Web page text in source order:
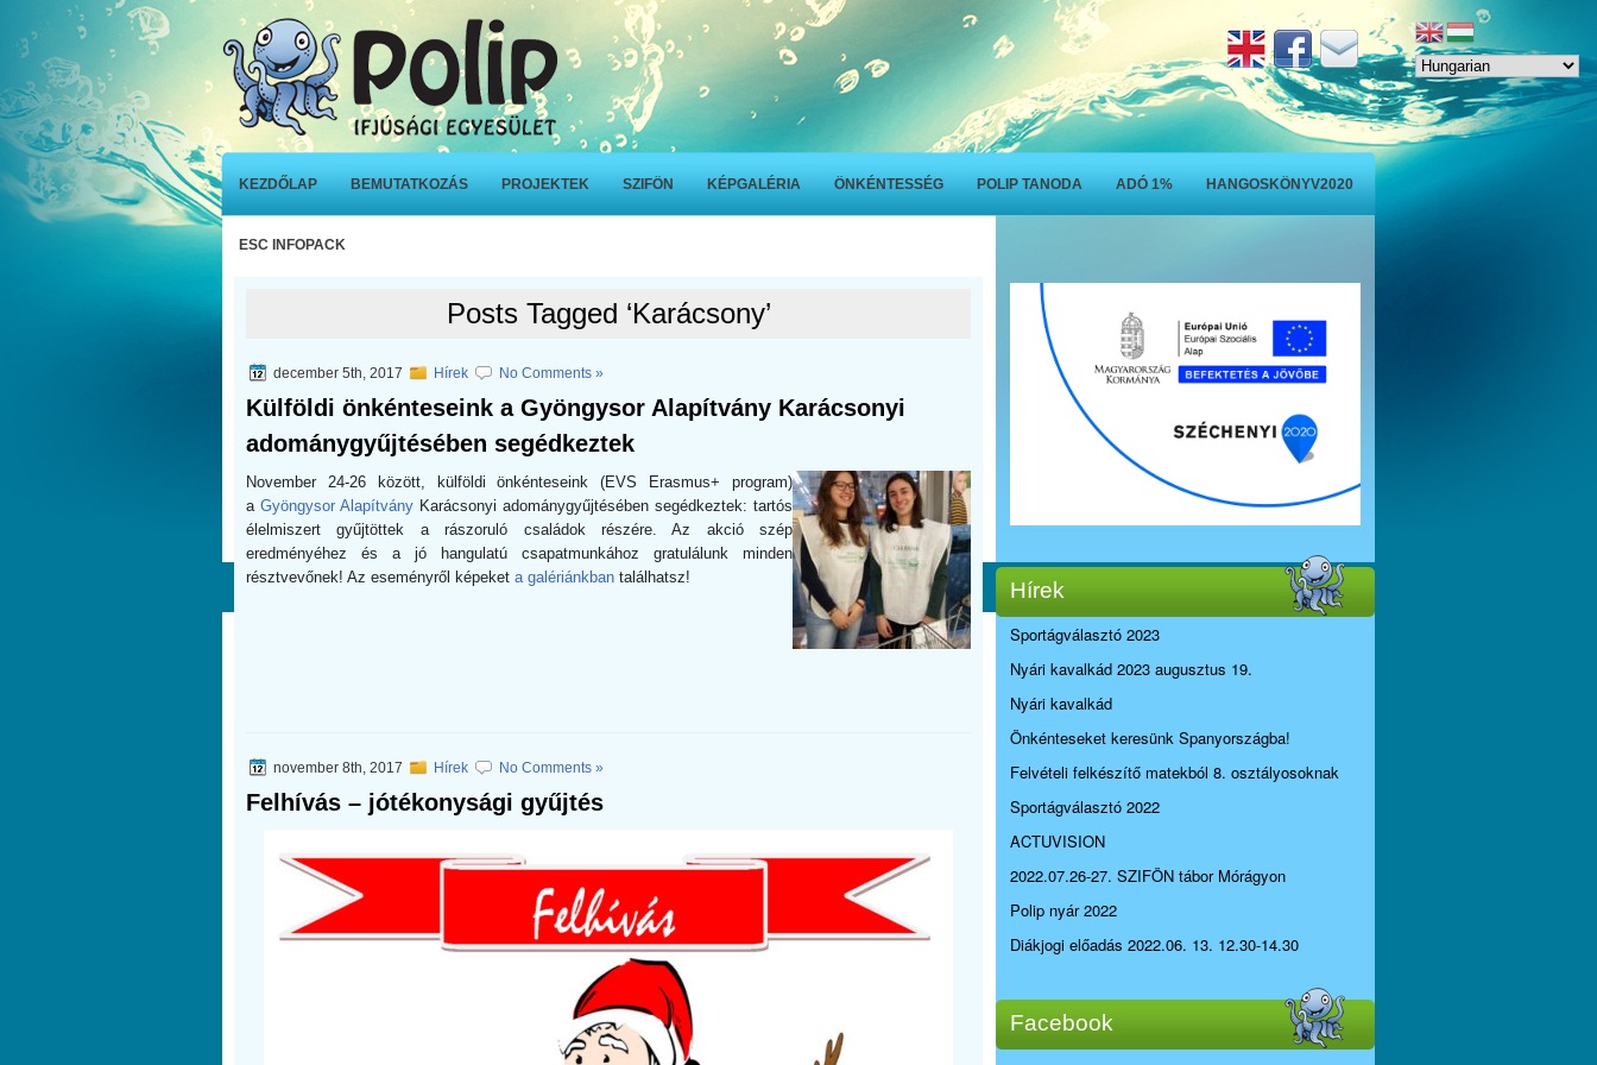
KEZDŐLAP BEMUTATKOZÁS PROJEKTEK SZIFÖN KÉPGALÉRIA ÖNKÉNTESSÉG POLIP TANODA ADÓ 1% HANGOSKÖNYV2020
ESC INFOPACK
Posts Tagged ‘Karácsony’
december 5th, 2017 Hírek No Comments »
Külföldi önkénteseink a Gyöngysor Alapítvány Karácsonyi
adománygyűjtésében segédkeztek
November 24-26 között, külföldi önkénteseink (EVS Erasmus+ program)
a Gyöngysor Alapítvány Karácsonyi adománygyűjtésében segédkeztek: tartós
élelmiszert gyűjtöttek a rászoruló családok részére. Az akció szép
eredményéhez és a jó hangulatú csapatmunkához gratulálunk minden
résztvevőnek! Az eseményről képeket a galériánkban találhatsz!
november 8th, 2017 Hírek No Comments »
Felhívás – jótékonysági gyűjtés
Hírek
Sportágválasztó 2023
Nyári kavalkád 2023 augusztus 19.
Nyári kavalkád
Önkénteseket keresünk Spanyországba!
Felvételi felkészítő matekból 8. osztályosoknak
Sportágválasztó 2022
ACTUVISION
2022.07.26-27. SZIFÖN tábor Mórágyon
Polip nyár 2022
Diákjogi előadás 2022.06. 13. 12.30-14.30
Facebook